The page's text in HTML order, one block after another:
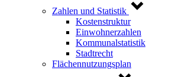
Zahlen und Statistik
Kostenstruktur
Einwohnerzahlen
Kommunalstatistik
Stadtrecht
Flächennutzungsplan